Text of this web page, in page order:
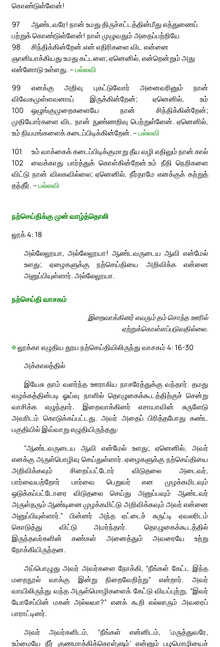
கொண்டுள்ளேன்!
97
ஆண்டவரே! நான் உமது திருச்சட்டத்தின்மீது எத்துணைப்
பற்றுக் கொண்டுள்ளேன்! நாள் முழுவதும் அதைப்பற்றியே
சிந்திக்கின்றேன்.
98
என் எதிரிகளை விட என்னை
ஞானியாக்கியது உமது கட்டளை; ஏனெனில், என்றென்றும் அது
என்னோடு உள்ளது. – பல்லவி
99
எனக்கு அறிவு புகட்டுவோர் அனைவரினும் நான்
விவேகமுள்ளவனாய் இருக்கின்றேன்; ஏனெனில், உம்
ஒழுங்குமுறைகளையே நான் சிந்திக்கின்றேன்;
100
முதியோர்களை விட நான் நுண்ணறிவு பெற்றுள்ளேன். ஏனெனில்,
உம் நியமங்களைக் கடைப்பிடிக்கின்றேன். – பல்லவி
101
உம் வாக்கைக் கடைப்பிடிக்குமாறு தீய வழி எதிலும் நான் கால்
வைக்காது பார்த்துக் கொள்கின்றேன்.
102
உம் நீதி நெறிகளை
விட்டு நான் விலகவில்லை; ஏனெனில், நீர்தாமே எனக்குக் கற்றுத்
தந்தீர். – பல்லவி
நற்செய்திக்கு முன் வாழ்த்தொலி
லூக் 4: 18
அல்லேலூயா, அல்லேலூயா! ஆண்டவருடைய ஆவி என்மேல்
உளது; ஏழைகளுக்கு நற்செய்தியை அறிவிக்க என்னை
அனுப்பியுள்ளார். அல்லேலூயா.
நற்செய்தி வாசகம்
இறைவாக்கினர் எவரும் தம் சொந்த ஊரில்
ஏற்றுக்கொள்ளப்படுவதில்லை.
✠லூக்கா எழுதிய தூய நற்செய்தியிலிருந்து வாசகம் 4: 16-30
அக்காலத்தில்
இயேசு தாம் வளர்ந்த ஊராகிய நாசரேத்துக்கு வந்தார். தமது
வழக்கத்தின்படி ஓய்வு நாளில் தொழுகைக்கூடத்திற்குச் சென்று
வாசிக்க எழுந்தார். இறைவாக்கினர் எசாயாவின் சுருளேடு
அவரிடம் கொடுக்கப்பட்டது. அவர் அதைப் பிரித்தபோது கண்ட
பகுதியில் இவ்வாறு எழுதியிருந்தது:
“ஆண்டவருடைய ஆவி என்மேல் உளது; ஏனெனில், அவர்
எனக்கு அருள்பொழிவு செய்துள்ளார். ஏழைகளுக்கு நற்செய்தியை
அறிவிக்கவும் சிறைப்பட்டோர் விடுதலை அடைவர்,
பார்வையற்றோர் பார்வை பெறுவர் என முழக்கமிடவும்
ஒடுக்கப்பட்டோரை விடுதலை செய்து அனுப்பவும் ஆண்டவர்
அருள்தரும் ஆண்டினை முழக்கமிட்டு அறிவிக்கவும் அவர் என்னை
அனுப்பியுள்ளார்.” பின்னர் அந்த ஏட்டைச் சுருட்டி ஏவலரிடம்
கொடுத்து விட்டு அமர்ந்தார். தொழுகைக்கூடத்தில்
இருந்தவர்களின் கண்கள் அனைத்தும் அவரையே உற்று
நோக்கியிருந்தன.
அப்பொழுது அவர் அவர்களை நோக்கி, “நீங்கள் கேட்ட இந்த
மறைநூல் வாக்கு இன்று நிறைவேறிற்று” என்றார். அவர்
வாயிலிருந்து வந்த அருள்மொழிகளைக் கேட்டு வியப்புற்று, “இவர்
யோசேப்பின் மகன் அல்லவா?” எனக் கூறி எல்லாரும் அவரைப்
பாராட்டினர்.
அவர் அவர்களிடம், “நீங்கள் என்னிடம், ‘மருத்துவரே,
உம்மையே நீர் குணமாக்கிக்கொள்ளும்’ என்னும் பழமொழியைச்